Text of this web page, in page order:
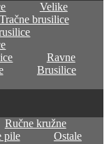
Velike
Tračne brusilice
Ravne
Brusilice
Ručne kružne
pile
Ostale